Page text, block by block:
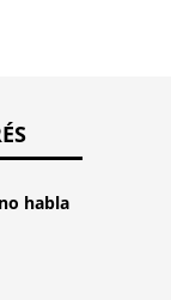
habla